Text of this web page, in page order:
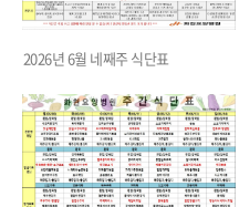
2026년 6월 네째주 식단표